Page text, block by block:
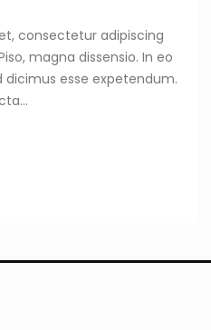
consectetur adipiscing
magna dissensio. In eo
esse expetendum.